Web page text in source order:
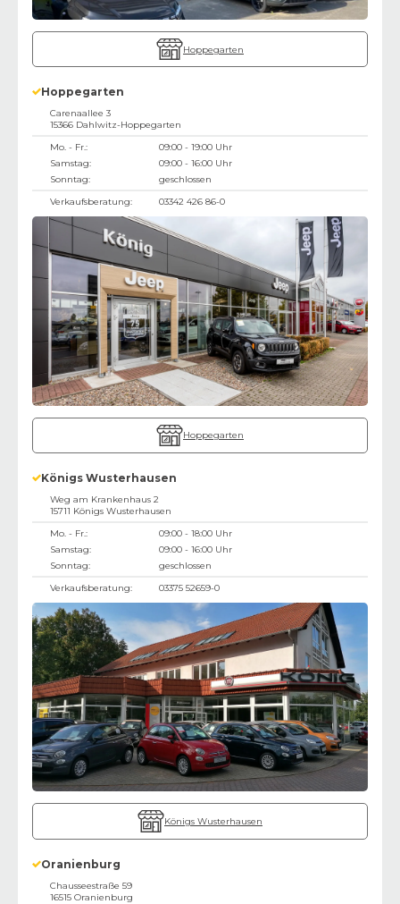
Hoppegarten
Hoppegarten
Carenaallee 3
15366 Dahlwitz-Hoppegarten
Mo. - Fr.:
09:00 - 19:00 Uhr
Samstag:
09:00 - 16:00 Uhr
Sonntag:
geschlossen
Verkaufsberatung:
03342 426 86-0
Hoppegarten
Königs Wusterhausen
Weg am Krankenhaus 2
15711 Königs Wusterhausen
Mo. - Fr.:
09:00 - 18:00 Uhr
Samstag:
09:00 - 16:00 Uhr
Sonntag:
geschlossen
Verkaufsberatung:
03375 52659-0
Königs Wusterhausen
Oranienburg
Chausseestraße 59
16515 Oranienburg